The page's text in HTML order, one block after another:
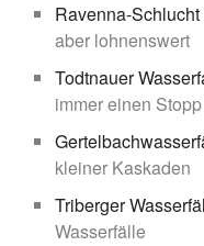
Ravenna-
aber lohnenswert
Todtnauer
immer einen
kleiner Kaskaden
Triberger
Wasserfälle